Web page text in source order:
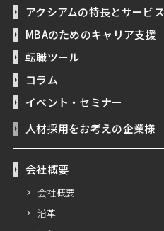
アクシアムの特長とサービス
MBAのためのキャリア支援
転職ツール
コラム
イベント・セミナー
人材採用をお考えの企業様
会社概要
会社概要
沿革